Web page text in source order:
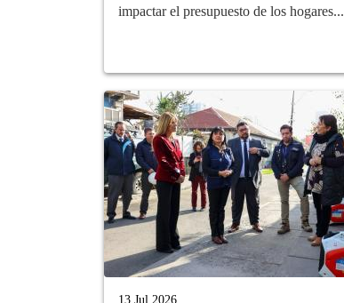
impactar el presupuesto de los hogares...
13 Jul 2026